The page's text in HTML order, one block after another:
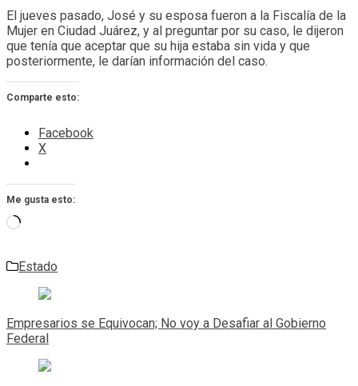
El jueves pasado, José y su esposa fueron a la Fiscalía de la
Mujer en Ciudad Juárez, y al preguntar por su caso, le dijeron
que tenía que aceptar que su hija estaba sin vida y que
posteriormente, le darían información del caso.
Comparte esto:
Facebook
X
Me gusta esto:
Cargando...
Estado
Navegación
de
entradas
Empresarios se Equivocan; No voy a Desafiar al Gobierno
Federal